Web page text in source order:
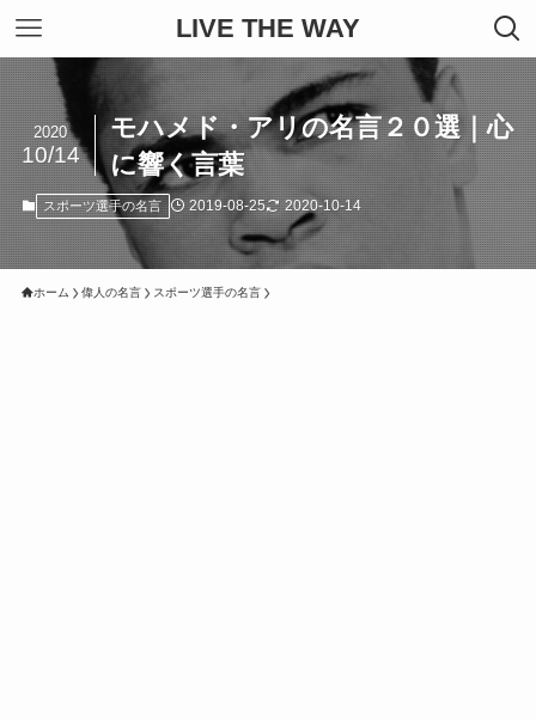
LIVE THE WAY
モハメド・アリの名言２０選｜心
に響く言葉
2020
10/14
スポーツ選手の名言 2019-08-25 2020-10-14
ホーム 偉人の名言 スポーツ選手の名言